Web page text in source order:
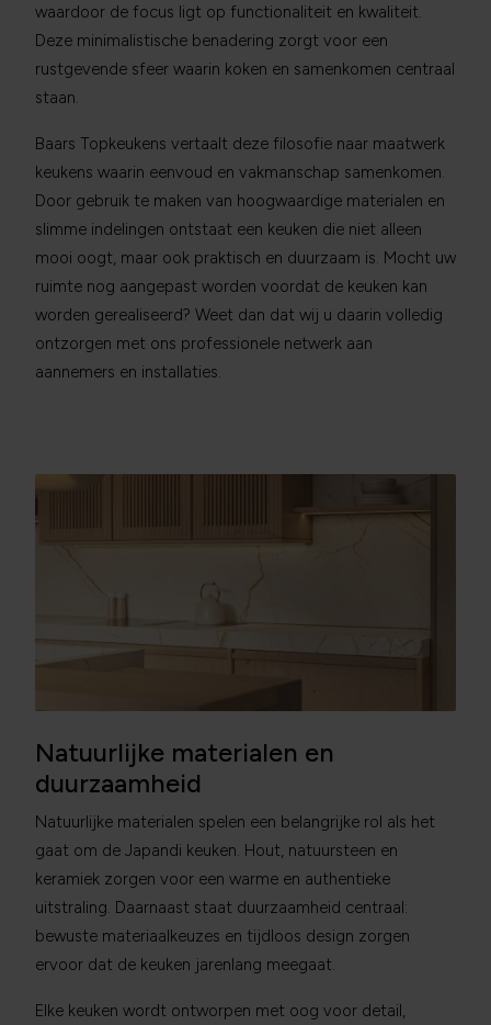
waardoor de focus ligt op functionaliteit en kwaliteit.
Deze minimalistische benadering zorgt voor een
rustgevende sfeer waarin koken en samenkomen centraal
staan.
Baars Topkeukens vertaalt deze filosofie naar maatwerk
keukens waarin eenvoud en vakmanschap samenkomen.
Door gebruik te maken van hoogwaardige materialen en
slimme indelingen ontstaat een keuken die niet alleen
mooi oogt, maar ook praktisch en duurzaam is. Mocht uw
ruimte nog aangepast worden voordat de keuken kan
worden gerealiseerd? Weet dan dat wij u daarin volledig
ontzorgen met ons professionele netwerk aan
aannemers en installaties.
Natuurlijke materialen en
duurzaamheid
Natuurlijke materialen spelen een belangrijke rol als het
gaat om de Japandi keuken. Hout, natuursteen en
keramiek zorgen voor een warme en authentieke
uitstraling. Daarnaast staat duurzaamheid centraal:
bewuste materiaalkeuzes en tijdloos design zorgen
ervoor dat de keuken jarenlang meegaat.
Elke keuken wordt ontworpen met oog voor detail,